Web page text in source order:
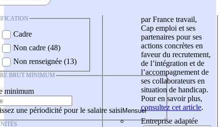
Cadre
Non cadre (48)
Non renseignée (13)
BRUT MINIMUM
minimum
une périodicité pour le salaire saisi
par France travail,
Cap emploi et ses
partenaires pour ses
actions concrètes en
faveur du recrutement,
de l’intégration et de
l’accompagnement de
ses collaborateurs en
situation de handicap.
Pour en savoir plus,
consultez cet article.
Entreprise adaptée